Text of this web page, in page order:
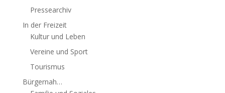
Pressearchiv
In der Freizeit
Kultur und Leben
Vereine und Sport
Tourismus
Bürgernah…